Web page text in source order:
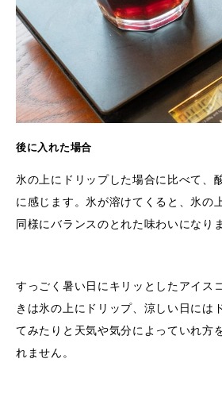
後に入れた場合
氷の上にドリップした場合に比べて、
に感じます。氷が溶けてくると、氷の
同様にバランスのとれた味わいになり
すっごく暑い日にキリッとしたアイス
きは氷の上にドリップ、涼しい日には
てみたりと天気や気分によっていれ方
れません。